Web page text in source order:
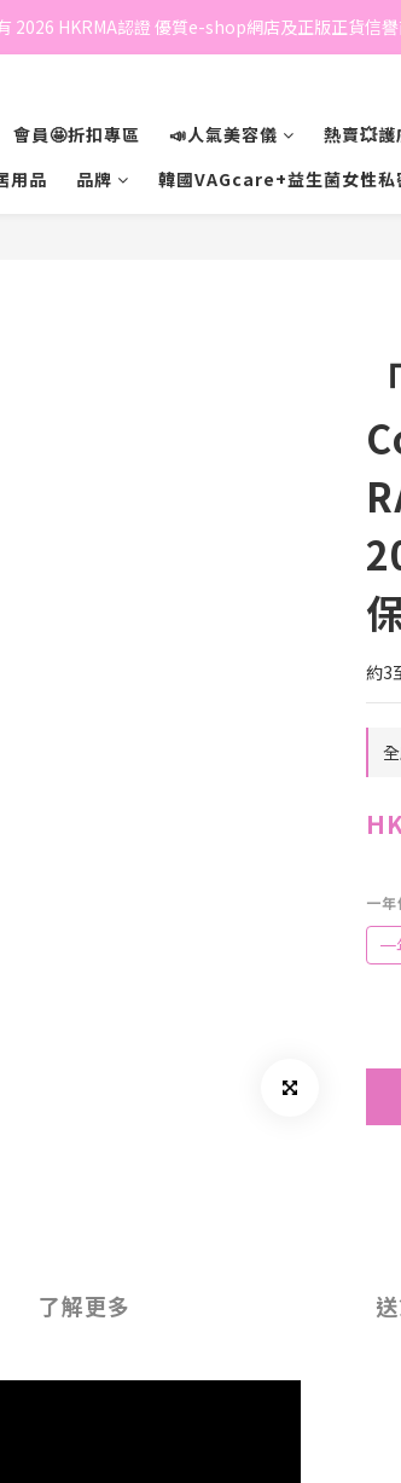
2026 HKRMA認證 優質e-shop網店及正版正貨信
會員🤩折扣專區
📣人氣美容儀 熱賣💥護
用品
品牌 韓國VAGcare+益生菌女性私
約3
一
一
了解更多